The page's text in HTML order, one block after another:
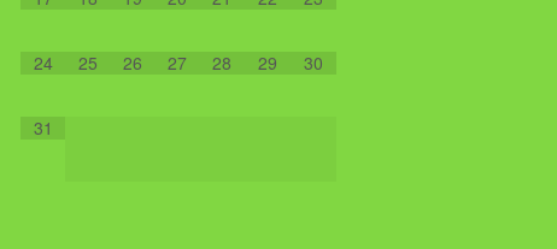
24 25 26 27 28 29 30
31